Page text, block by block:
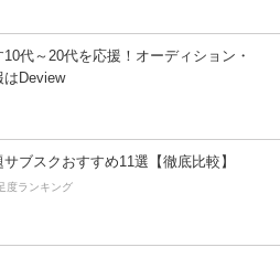
代～20代を応援！オーディション・
はDeview
ブスクおすすめ11選【徹底比較】
度ランキング